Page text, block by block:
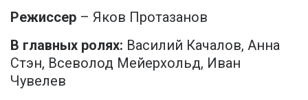
Режиссер – Яков Протазанов
В главных ролях: Василий Качалов, Анна
Стэн, Всеволод Мейерхольд, Иван
Чувелев